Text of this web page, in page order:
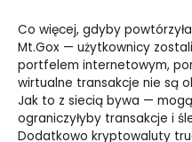
Co więcej, gdyby
Mt.Gox — użytkownicy
portfelem internetowym,
wirtualne transakcje nie są
Jak to z siecią bywa —
ograniczyłyby transakcje i
Dodatkowo kryptowaluty